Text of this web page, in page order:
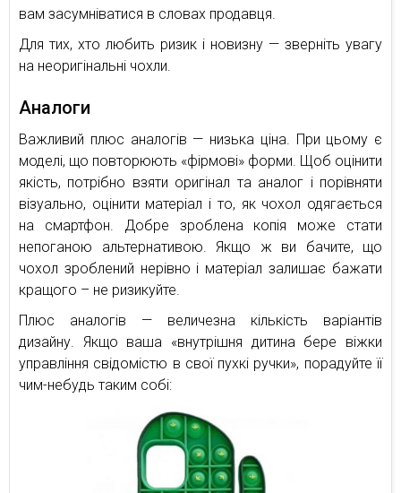
вам засумніватися в словах продавця.
Для тих, хто любить ризик і новизну — зверніть увагу
на неоригінальні чохли.
Аналоги
Важливий плюс аналогів — низька ціна. При цьому є
моделі, що повторюють «фірмові» форми. Щоб оцінити
якість, потрібно взяти оригінал та аналог і порівняти
візуально, оцінити матеріал і то, як чохол одягається
на смартфон. Добре зроблена копія може стати
непоганою альтернативою. Якщо ж ви бачите, що
чохол зроблений нерівно і матеріал залишає бажати
кращого – не ризикуйте.
Плюс аналогів — величезна кількість варіантів
дизайну. Якщо ваша «внутрішня дитина бере віжки
управління свідомістю в свої пухкі ручки», порадуйте її
чим-небудь таким собі: